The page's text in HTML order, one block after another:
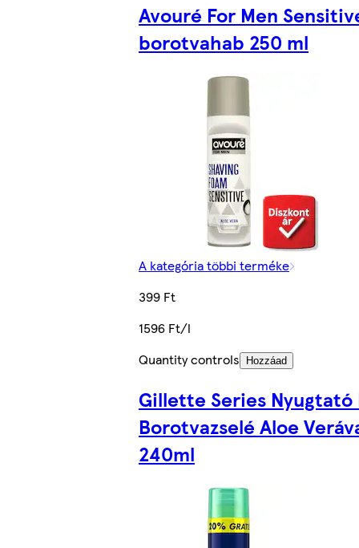
Avouré For Men
borotvahab 250 ml
A kategória többi terméke
399 Ft
1596 Ft/l
Quantity controls
Hozzáad
Gillette Series Nyugtató
Borotvazselé Aloe
240ml